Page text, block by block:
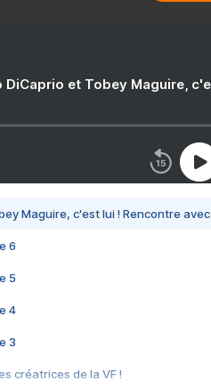
DiCaprio et Tobey Maguire,
Maguire, c'est lui ! Rencontre
6
5
4
3
créatrices de la VF !